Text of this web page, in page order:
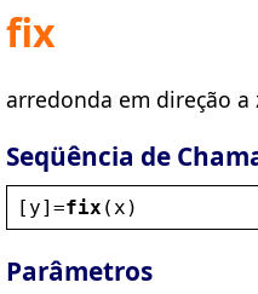
fix
arredonda em direção a
Seqüência de
[ y]=fix ( x )
Parâmetros